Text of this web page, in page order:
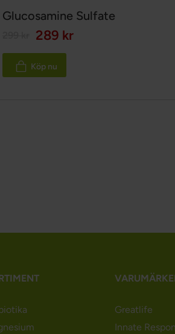
Glucosamine Sulfate
289 kr
Köp nu
Greatlife
Innate